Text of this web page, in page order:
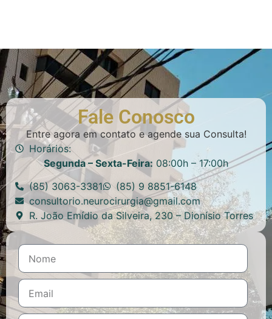
Fale Conosco
Entre agora em contato e agende sua Consulta!
Horários:
Segunda – Sexta-Feira: 08:00h – 17:00h
(85) 3063-3381
(85) 9 8851-6148
consultorio.neurocirurgia@gmail.com
R. João Emídio da Silveira, 230 – Dionísio Torres